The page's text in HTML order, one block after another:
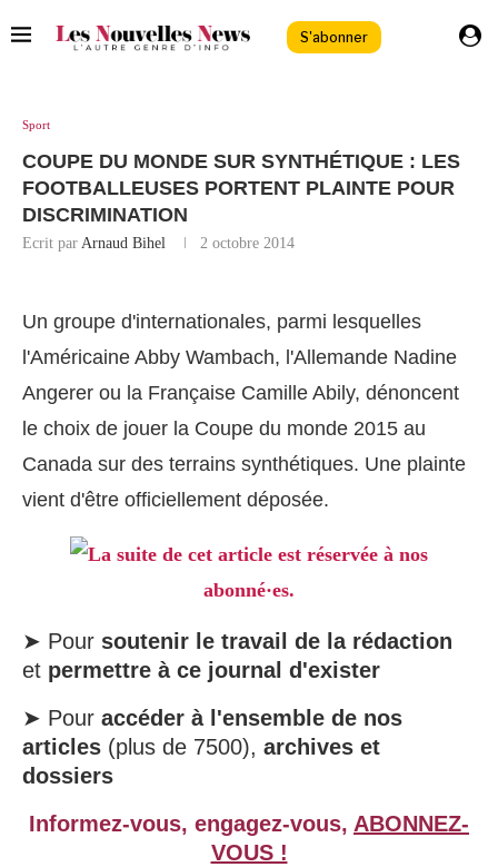
S'abonner
Sport
COUPE DU MONDE SUR SYNTHÉTIQUE : LES
FOOTBALLEUSES PORTENT PLAINTE POUR
DISCRIMINATION
Ecrit par Arnaud Bihel 2 octobre 2014
Un groupe d'internationales, parmi lesquelles
l'Américaine Abby Wambach, l'Allemande Nadine
Angerer ou la Française Camille Abily, dénoncent
le choix de jouer la Coupe du monde 2015 au
Canada sur des terrains synthétiques. Une plainte
vient d'être officiellement déposée.
La suite de cet article est réservée à nos
abonné·es.
➤ Pour soutenir le travail de la rédaction
et permettre à ce journal d'exister
➤ Pour accéder à l'ensemble de nos
articles (plus de 7500), archives et
dossiers
Informez-vous, engagez-vous, ABONNEZ-
VOUS !